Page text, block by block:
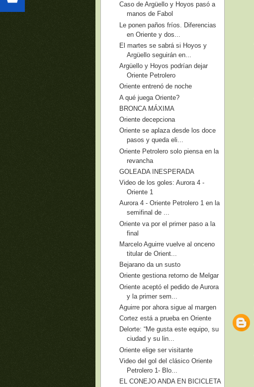
Caso de Argüello y Hoyos pasó a
manos de Fabol
Le ponen paños fríos. Diferencias
en Oriente y dos...
El martes se sabrá si Hoyos y
Argüello seguirán en...
Argüello y Hoyos podrían dejar
Oriente Petrolero
Oriente entrenó de noche
A qué juega Oriente?
BRONCA MÁXIMA
Oriente decepciona
Oriente se aplaza desde los doce
pasos y queda eli...
Oriente Petrolero solo piensa en la
revancha
GOLEADA INESPERADA
Video de los goles: Aurora 4 -
Oriente 1
Aurora 4 - Oriente Petrolero 1 en la
semifinal de ...
Oriente va por el primer paso a la
final
Marcelo Aguirre vuelve al onceno
titular de Orient...
Bejarano da un susto
Oriente gestiona retorno de Melgar
Oriente aceptó el pedido de Aurora
y la primer sem...
Aguirre por ahora sigue al margen
Cortez está a prueba en Oriente
Delorte: “Me gusta este equipo, su
ciudad y su lin...
Oriente elige ser visitante
Video del gol del clásico Oriente
Petrolero 1- Blo...
EL CONEJO ANDA EN BICICLETA